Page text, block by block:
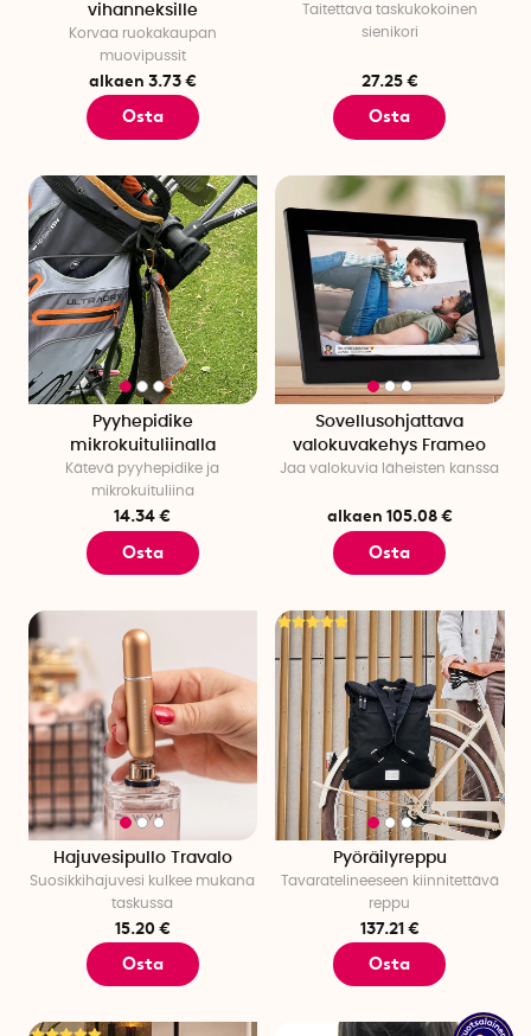
vihanneksille
Korvaa ruokakaupan
muovipussit
alkaen 3.73 €
Osta
Taitettava taskukokoinen
sienikori
27.25 €
Osta
Pyyhepidike
mikrokuituliinalla
Kätevä pyyhepidike ja
mikrokuituliina
14.34 €
Osta
Sovellusohjattava
valokuvakehys Frameo
Jaa valokuvia läheisten kanssa
alkaen 105.08 €
Osta
Hajuvesipullo Travalo
Suosikkihajuvesi kulkee mukana
taskussa
15.20 €
Osta
Pyöräilyreppu
Tavaratelineeseen kiinnitettävä
reppu
137.21 €
Osta